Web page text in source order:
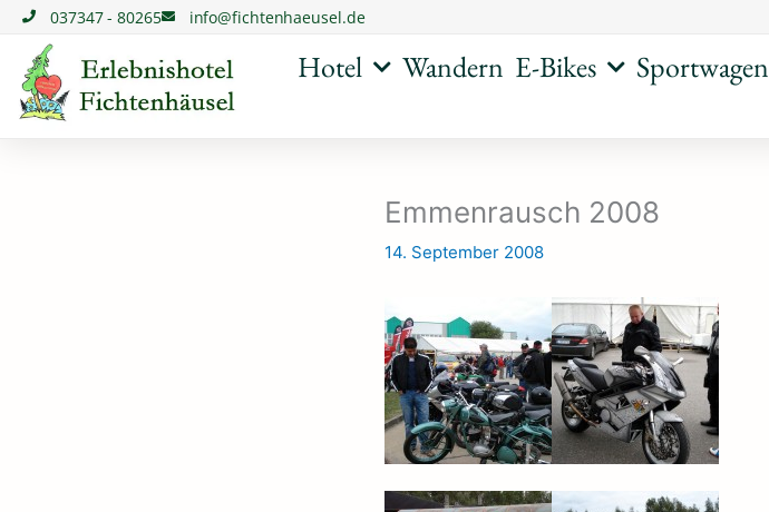
Zum
Inhalt
springen
037347 - 80265 info@fichtenhaeusel.de
Hotel Wandern E-Bikes Sportwagen
Emmenrausch 2008
14. September 2008